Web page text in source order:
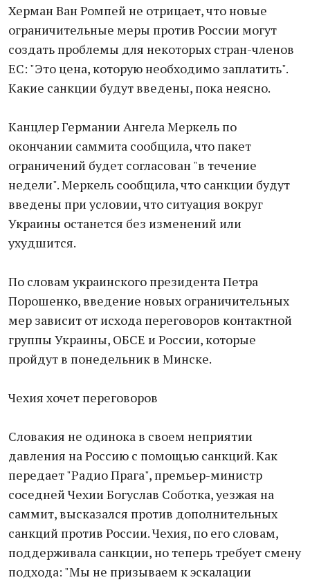
Херман Ван Ромпей не отрицает, что новые
ограничительные меры против России могут
создать проблемы для некоторых стран-членов
ЕС: "Это цена, которую необходимо заплатить".
Какие санкции будут введены, пока неясно.
Канцлер Германии Ангела Меркель по
окончании саммита сообщила, что пакет
ограничений будет согласован "в течение
недели". Меркель сообщила, что санкции будут
введены при условии, что ситуация вокруг
Украины останется без изменений или
ухудшится.
По словам украинского президента Петра
Порошенко, введение новых ограничительных
мер зависит от исхода переговоров контактной
группы Украины, ОБСЕ и России, которые
пройдут в понедельник в Минске.
Чехия хочет переговоров
Словакия не одинока в своем неприятии
давления на Россию с помощью санкций. Как
передает "Радио Прага", премьер-министр
соседней Чехии Богуслав Соботка, уезжая на
саммит, высказался против дополнительных
санкций против России. Чехия, по его словам,
поддерживала санкции, но теперь требует смену
подхода: "Мы не призываем к эскалации